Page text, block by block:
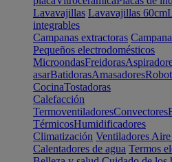
Lavavajillas Lavavajillas 60cm
integrables
Campanas extractoras
Pequeños electrodomésticos
MicroondasFreidoras
asarBatidorasAmasadores
CocinaTostadoras
Calefacción
TermoventiladoresConvectores
TérmicosHumidificadores
Climatización Ventiladores Aire
Calentadores de agua Termos